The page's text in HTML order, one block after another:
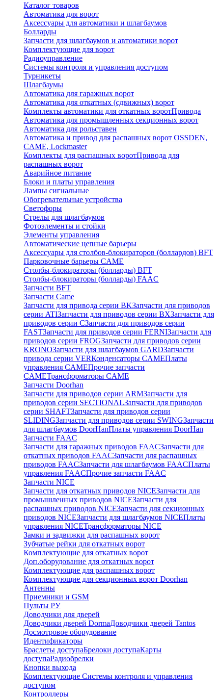
Каталог товаров
Автоматика для ворот
Аксессуары для автоматики и шлагбаумов
Болларды
Запчасти для шлагбаумов и автоматики ворот
Комплектующие для ворот
Радиоуправление
Системы контроля и управления доступом
Турникеты
Шлагбаумы
Автоматика для гаражных ворот
Автоматика для откатных (сдвижных) ворот
Комплекты автоматики для откатных воротПривода
Автоматика для промышленных секционных ворот
Автоматика для рольставен
Автоматика и привод для распашных ворот OSSDEN,
CAME, Lockmaster
Комплекты для распашных воротПривода для
распашных ворот
Аварийное питание
Блоки и платы управления
Лампы сигнальные
Обогревательные устройства
Светофоры
Стрелы для шлагбаумов
Фотоэлементы и стойки
Элементы управления
Автоматические цепные барьеры
Аксессуары для столбов-блокираторов (боллардов) BFT
Парковочные барьеры CAME
Столбы-блокираторы (болларды) BFT
Столбы-блокираторы (болларды) FAAC
Запчасти BFT
Запчасти Came
Запчасти для привода серии BKЗапчасти для приводов
серии ATIЗапчасти для приводов серии BXЗапчасти для
приводов серии CЗапчасти для приводов серии
FASTЗапчасти для приводов серии FERNIЗапчасти для
приводов серии FROGЗапчасти для приводов серии
KRONOЗапчасти для шлагбаумов GARDЗапчасти
привода серии VERКонденсаторы CAMEПлаты
управления CAMEПрочие запчасти
CAMEТрансформаторы CAME
Запчасти Doorhan
Запчасти для приводов серии ARMЗапчасти для
приводов серии SECTIONALЗапчасти для приводов
серии SHAFTЗапчасти для приводов серии
SLIDINGЗапчасти для приводов серии SWINGЗапчасти
для шлагбаумов DoorHanПлаты управления DoorHan
Запчасти FAAC
Запчасти для гаражных приводов FAACЗапчасти для
откатных приводов FAACЗапчасти для распашных
приводов FAACЗапчасти для шлагбаумов FAACПлаты
управления FAACПрочие запчасти FAAC
Запчасти NICE
Запчасти для откатных приводов NICEЗапчасти для
промышленных приводов NICEЗапчасти для
распашных приводов NICEЗапчасти для секционных
приводов NICEЗапчасти для шлагбаумов NICEПлаты
управления NICEТрансформаторы NICE
Замки и задвижки для распашных ворот
Зубчатые рейки для откатных ворот
Комплектующие для откатных ворот
Доп.оборудование для откатных ворот
Комплектующие для распашных ворот
Комплектующие для секционных ворот Doorhan
Антенны
Приемники и GSM
Пульты РУ
Доводчики для дверей
Доводчики дверей DormaДоводчики дверей Tantos
Досмотровое оборудование
Идентификаторы
Браслеты доступаБрелоки доступаКарты
доступаРадиобрелки
Кнопки выхода
Комплектующие Системы контроля и управления
доступом
Контроллеры